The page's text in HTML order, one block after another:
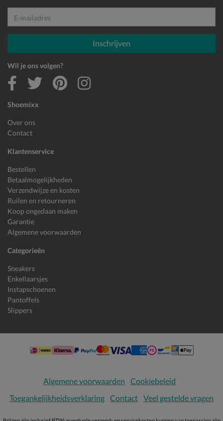
Shoemixx
Over ons
Contact
Klantenservice
Bestellen
Betaalmogelijkheden
Verzendwijze en kosten
Ruilen en retourneren
Koop ongedaan maken
Garantie
Algemene voorwaarden
Categorieën
Sneakers
Enkellaarsjes
Instapschoenen
Pantoffels
Slippers
E-mailadres
Inschrijven
Wil je ons volgen?
Algemene voorwaarden
Cookiebeleid
Toegankelijkheidsverklaring Contact Veel gestelde vragen